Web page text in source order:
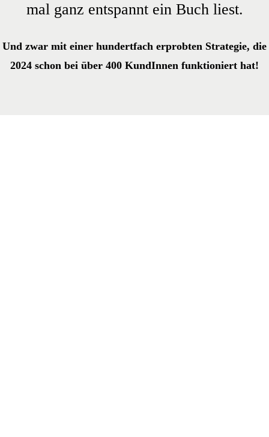
mal ganz entspannt ein Buch liest.
Und zwar mit einer hundertfach erprobten Strategie, die
2024 schon bei über 400 KundInnen funktioniert hat!